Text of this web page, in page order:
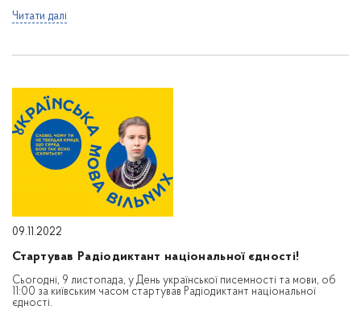
Читати далі
09.11.2022
Стартував Радіодиктант національної єдності!
Сьогодні, 9 листопада, у День української писемності та мови, об
11:00 за київським часом стартував Радіодиктант національної
єдності.